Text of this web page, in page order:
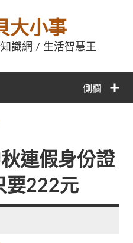
大小事
識網 / 生活智慧王
側欄
連假身份證
要222元